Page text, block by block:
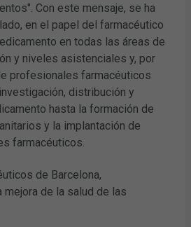
Con este mensaje, se ha
en el papel del farmacéutico
en todas las áreas de
y niveles asistenciales y, por
profesionales farmacéuticos
distribución y
hasta la formación de
y la implantación de
farmacéuticos.
de Barcelona,
de la salud de las